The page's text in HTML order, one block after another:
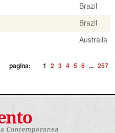
Brazil
Brazil
Australia
pagina: 1 2 3 4 5 6 ... 257